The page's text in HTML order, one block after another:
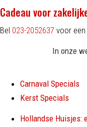
Cadeau voor
Bel 023-2052637 voor
In onze
Carnaval Specials
Kerst Specials
Hollandse Huisjes: